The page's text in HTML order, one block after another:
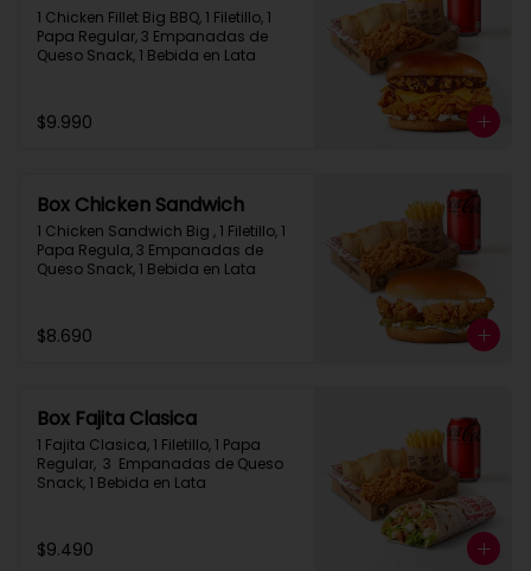
1 Chicken Fillet Big BBQ, 1 Filetillo, 1
Papa Regular, 3 Empanadas de
Queso Snack, 1 Bebida en Lata
$9.990
Box Chicken Sandwich
1 Chicken Sandwich Big , 1 Filetillo, 1
Papa Regula, 3 Empanadas de
Queso Snack, 1 Bebida en Lata
$8.690
Box Fajita Clasica
1 Fajita Clasica, 1 Filetillo, 1 Papa
Regular,  3  Empanadas de Queso
Snack, 1 Bebida en Lata
$9.490